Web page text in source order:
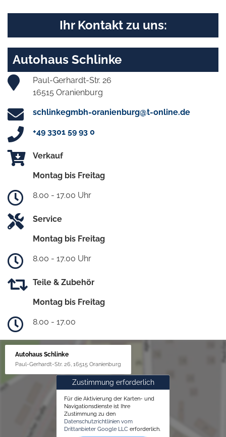
Ihr Kontakt zu uns:
Autohaus Schlinke
Paul-Gerhardt-Str. 26
16515 Oranienburg
schlinkegmbh-oranienburg@t-online.de
+49 3301 59 93 0
Verkauf
Montag bis Freitag
8.00 - 17.00 Uhr
Service
Montag bis Freitag
8.00 - 17.00 Uhr
Teile & Zubehör
Montag bis Freitag
8.00 - 17.00
Autohaus Schlinke
Paul-Gerhardt-Str. 26, 16515 Oranienburg
Zustimmung erforderlich
Für die Aktivierung der Karten- und
Navigationsdienste ist Ihre
Zustimmung zu den
Datenschutzrichtlinien vom
Drittanbieter Google LLC erforderlich.